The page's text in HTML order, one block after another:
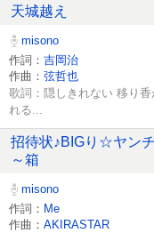
天城越え
misono
作詞： 吉岡治
作曲： 弦哲也
歌詞：隠しきれない 移り
れる...
招待状♪BIGり☆ヤン
～箱
misono
作詞： Me
作曲： AKIRASTAR